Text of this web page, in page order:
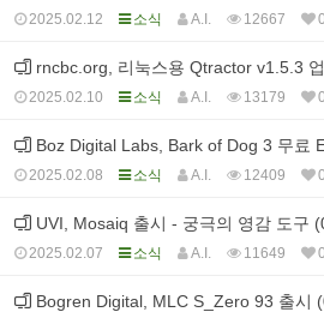
2025.02.12 소식 A.I. 12667 0
rncbc.org, 리눅스용 Qtractor v1.5.3
2025.02.10 소식 A.I. 13179 0
Boz Digital Labs, Bark of Dog 3 무료
2025.02.08 소식 A.I. 12409 0
UVI, Mosaiq 출시 - 궁극의 영감 도구
2025.02.07 소식 A.I. 11649 0
Bogren Digital, MLC S_Zero 93 출시